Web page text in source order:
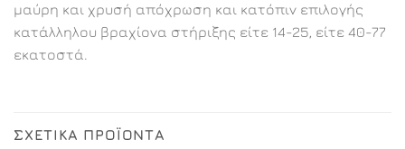
μαύρη και χρυσή απόχρωση και κατόπιν επιλογής
κατάλληλου βραχίονα στήριξης είτε 14-25, είτε 40-77
εκατοστά.
ΣΧΕΤΙΚΆ ΠΡΟΪΌΝΤΑ